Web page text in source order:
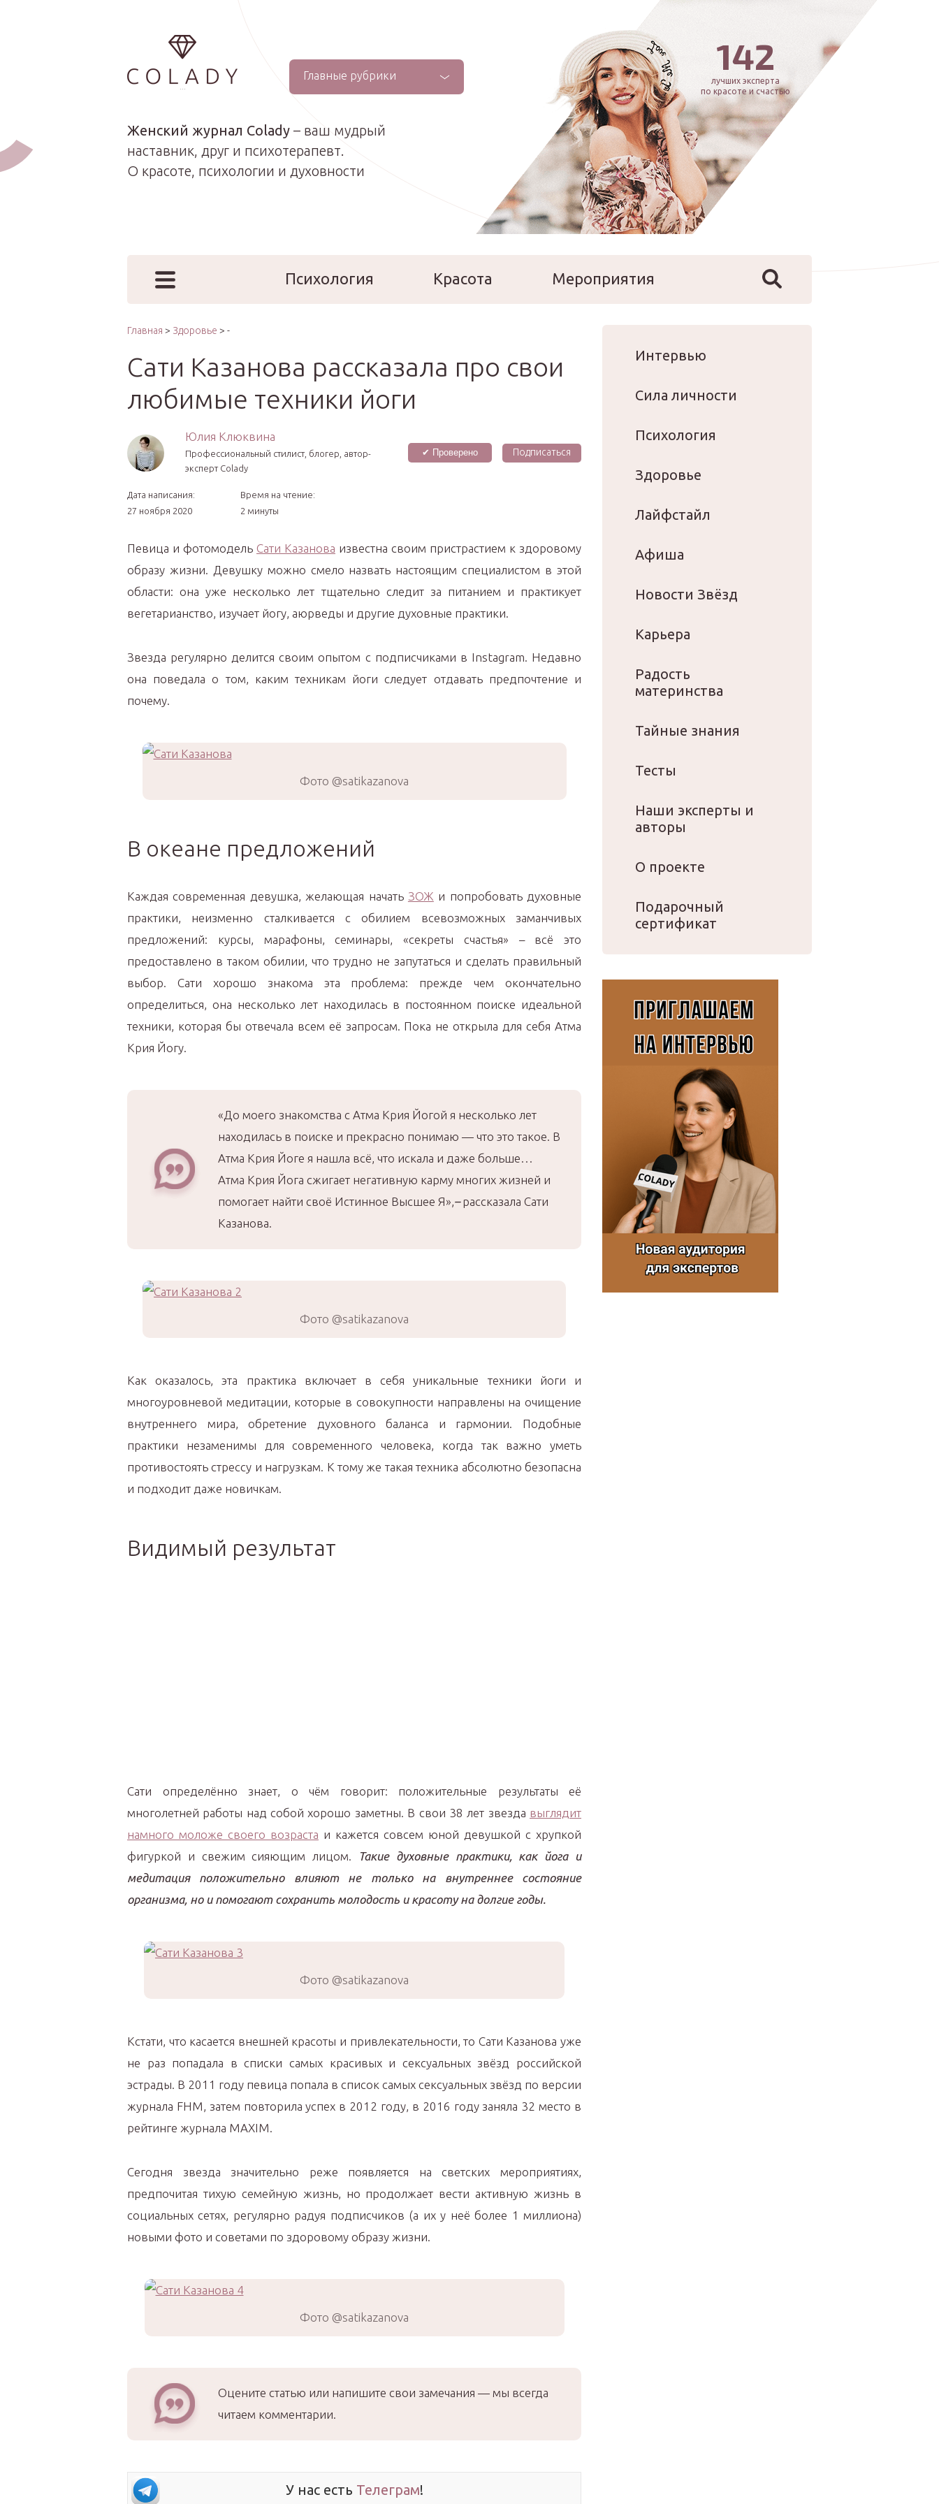
...
Главные рубрики
Женский журнал Colady – ваш мудрый
наставник, друг и психотерапевт.
О красоте, психологии и духовности
142
лучших эксперта
по красоте и счастью
Психология Красота
Мероприятия
Главная > Здоровье > -
Сати Казанова рассказала про свои
любимые техники йоги
Юлия Клюквина
Профессиональный стилист, блогер, автор-
эксперт Colady
✔ Проверено Подписаться
Дата написания:
27 ноября 2020
Время на чтение:
2 минуты
Певица и фотомодель Сати Казанова известна своим пристрастием к здоровому
образу жизни. Девушку можно смело назвать настоящим специалистом в этой
области: она уже несколько лет тщательно следит за питанием и практикует
вегетарианство, изучает йогу, аюрведы и другие духовные практики.
Звезда регулярно делится своим опытом с подписчиками в Instagram. Недавно
она поведала о том, каким техникам йоги следует отдавать предпочтение и
почему.
Фото @satikazanova
В океане предложений
Каждая современная девушка, желающая начать ЗОЖ и попробовать духовные
практики, неизменно сталкивается с обилием всевозможных заманчивых
предложений: курсы, марафоны, семинары, «секреты счастья» – всё это
предоставлено в таком обилии, что трудно не запутаться и сделать правильный
выбор. Сати хорошо знакома эта проблема: прежде чем окончательно
определиться, она несколько лет находилась в постоянном поиске идеальной
техники, которая бы отвечала всем её запросам. Пока не открыла для себя Атма
Крия Йогу.
«До моего знакомства с Атма Крия Йогой я несколько лет
находилась в поиске и прекрасно понимаю — что это такое. В
Атма Крия Йоге я нашла всё, что искала и даже больше…
Атма Крия Йога сжигает негативную карму многих жизней и
помогает найти своё Истинное Высшее Я»,–рассказала Сати
Казанова.
Фото @satikazanova
Как оказалось, эта практика включает в себя уникальные техники йоги и
многоуровневой медитации, которые в совокупности направлены на очищение
внутреннего мира, обретение духовного баланса и гармонии. Подобные
практики незаменимы для современного человека, когда так важно уметь
противостоять стрессу и нагрузкам. К тому же такая техника абсолютно безопасна
и подходит даже новичкам.
Видимый результат
Сати определённо знает, о чём говорит: положительные результаты её
многолетней работы над собой хорошо заметны. В свои 38 лет звезда выглядит
намного моложе своего возраста и кажется совсем юной девушкой с хрупкой
фигуркой и свежим сияющим лицом.
Такие духовные практики, как йога и
медитация положительно влияют не только на внутреннее состояние
организма, но и помогают сохранить молодость и красоту на долгие годы.
Фото @satikazanova
Кстати, что касается внешней красоты и привлекательности, то Сати Казанова уже
не раз попадала в списки самых красивых и сексуальных звёзд российской
эстрады. В 2011 году певица попала в список самых сексуальных звёзд по версии
журнала FHM, затем повторила успех в 2012 году, в 2016 году заняла 32 место в
рейтинге журнала MAXIM.
Сегодня звезда значительно реже появляется на светских мероприятиях,
предпочитая тихую семейную жизнь, но продолжает вести активную жизнь в
социальных сетях, регулярно радуя подписчиков (а их у неё более 1 миллиона)
новыми фото и советами по здоровому образу жизни.
Фото @satikazanova
Оцените статью или напишите свои замечания — мы всегда
читаем комментарии.
У нас есть Телеграм!
Интервью
Сила личности
Психология
Здоровье
Лайфстайл
Афиша
Новости Звёзд
Карьера
Радость
материнства
Тайные знания
Тесты
Наши эксперты и
авторы
О проекте
Подарочный
сертификат